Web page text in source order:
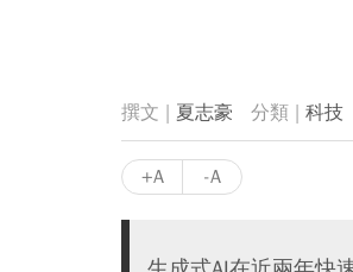
夏志豪 科技
+A -A